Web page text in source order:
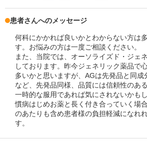
患者さんへのメッセージ
何科にかかれば良いかとわからない方は
す。お悩みの方は一度ご相談ください。
また、当院では、オーソライズド・ジェ
しております。昨今ジェネリック薬品で
多いかと思いますが、AGは先発品と同成
など、先発品同様、品質には信頼性のあ
一時的な服用であれば気にされないかも
慣病はじめお薬と長く付き合っていく場
のあたりも含め患者様の負担軽減になれ
す。